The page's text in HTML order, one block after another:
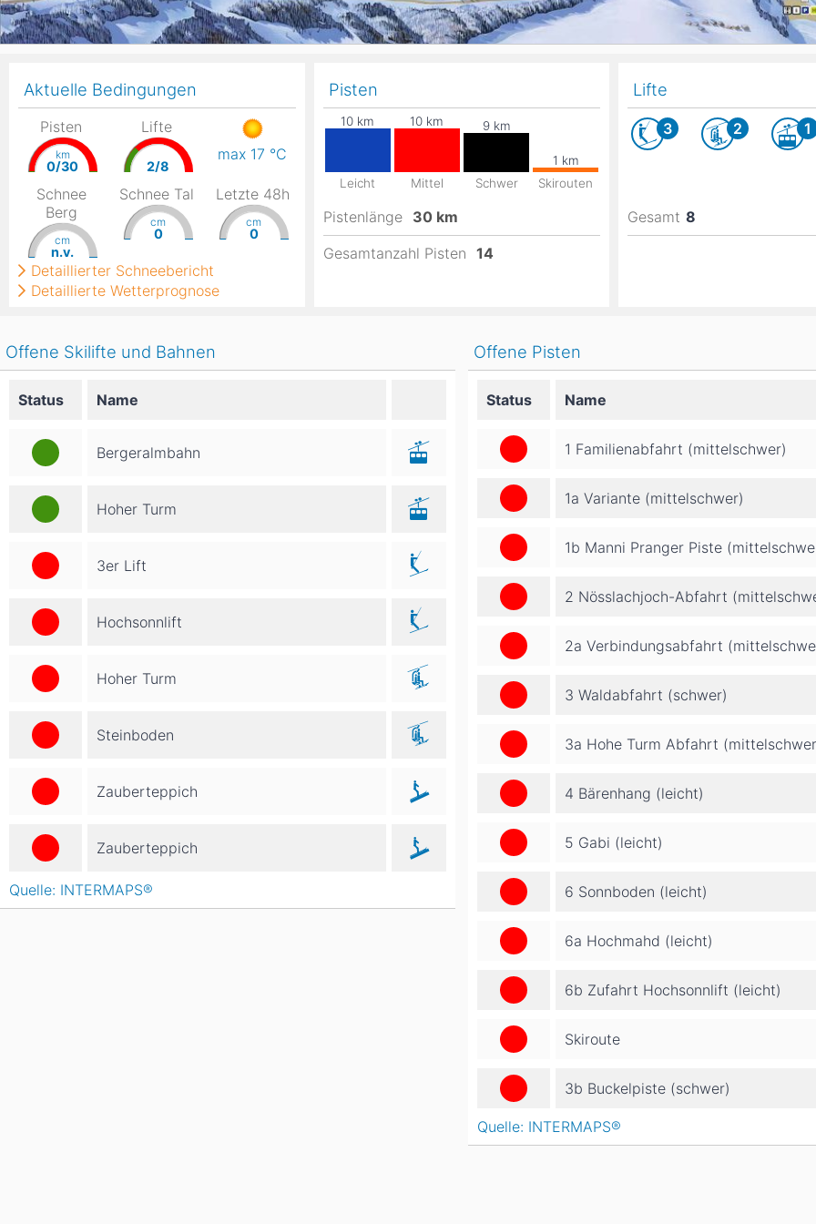
Offene Pisten
Status Name
1 Familienabfahrt (mittelschwer)
1a Variante (mittelschwer)
1b Manni Pranger Piste
2 Nösslachjoch-Abfahrt
2a Verbindungsabfahrt
3 Waldabfahrt (schwer)
3a Hohe Turm Abfahrt
4 Bärenhang (leicht)
5 Gabi (leicht)
6 Sonnboden (leicht)
6a Hochmahd (leicht)
6b Zufahrt Hochsonnlift (leicht)
Skiroute
3b Buckelpiste (schwer)
Quelle: INTERMAPS®
Offene Skilifte und Bahnen
Status Name
Bergeralmbahn
Hoher Turm
3er Lift
Hochsonnlift
Hoher Turm
Steinboden
Zauberteppich
Zauberteppich
Quelle: INTERMAPS®
Lifte
3 2 1
Gesamt 8
Pisten
Leicht Mittel Schwer Skirouten
Pistenlänge 30 km
Gesamtanzahl Pisten 14
Aktuelle Bedingungen
Pisten
km
0/30
Lifte
2/8
max 17 °C
Schnee
Berg
cm
n.v.
Schnee Tal
cm
0
Letzte 48h
cm
0
Detaillierter Schneebericht
Detaillierte Wetterprognose